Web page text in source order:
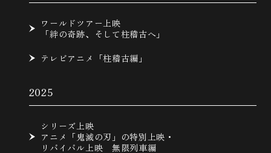
ワールドツアー上映
「絆の奇跡、そして柱稽古へ」
テレビアニメ「柱稽古編」
2025
シリーズ上映
アニメ「鬼滅の刃」の特別上映・
リバイバル上映 無限列車編